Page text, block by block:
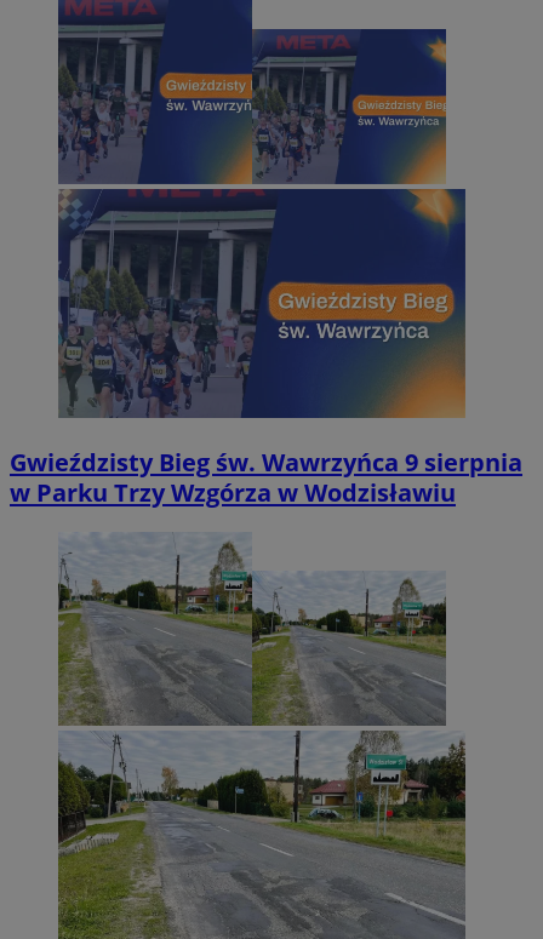
Gwieździsty Bieg św. Wawrzyńca 9 sierpnia
w Parku Trzy Wzgórza w Wodzisławiu